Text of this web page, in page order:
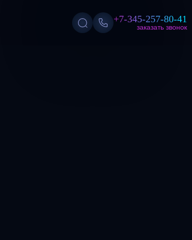
+7-345-257-80-41
заказать звонок